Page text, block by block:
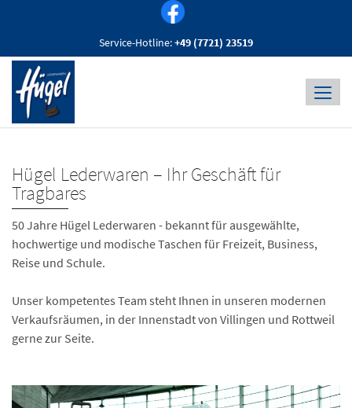
Service-Hotline:+49 (7721) 23519
Hügel Lederwaren – Ihr Geschäft für
Tragbares
50 Jahre Hügel Lederwaren - bekannt für ausgewählte,
hochwertige und modische Taschen für Freizeit, Business,
Reise und Schule.
Unser kompetentes Team steht Ihnen in unseren modernen
Verkaufsräumen, in der Innenstadt von Villingen und Rottweil
gerne zur Seite.